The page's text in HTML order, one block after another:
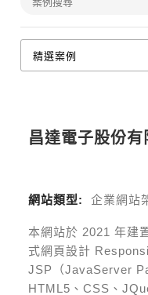
昌達電子股份有
網站類型: 企業網站
本網站於 2021 年建
式網頁設計
JSP（JavaServer
HTML5、CSS、